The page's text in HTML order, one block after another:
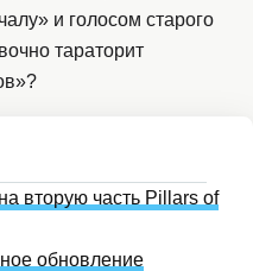
и голосом старого
тараторит
вторую часть Pillars of
обновление